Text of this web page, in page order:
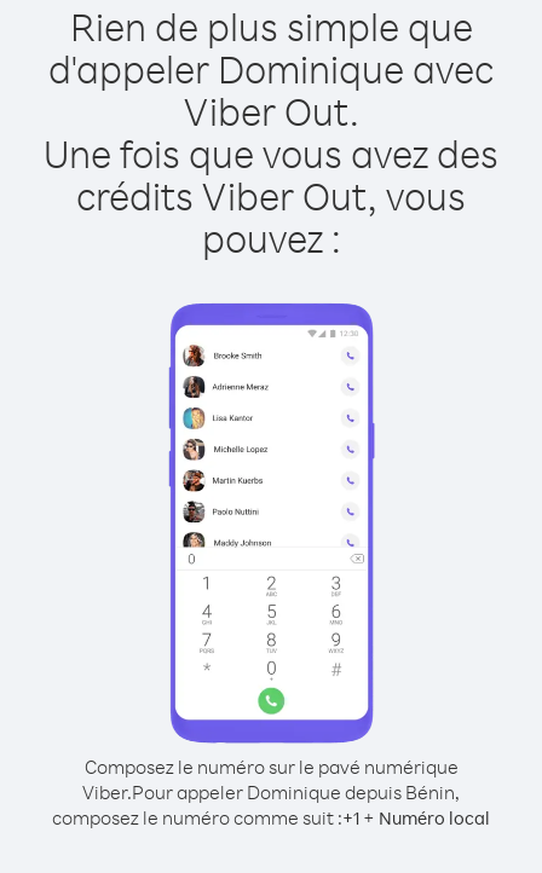
Rien de plus simple que
d'appeler Dominique avec
Viber Out.
Une fois que vous avez des
crédits Viber Out, vous
pouvez :
Composez le numéro sur le pavé numérique
Viber.Pour appeler Dominique depuis Bénin,
composez le numéro comme suit :+1 + Numéro local